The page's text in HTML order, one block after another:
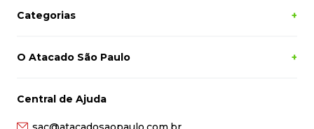
O Atacado São Paulo +
Central de Ajuda